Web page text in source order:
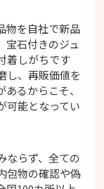
物を自社で新品
宝石付きのジュ
着しがちです
し、再販価値を
るからこそ、
可能となってい
ならず、全ての
包物の確認や偽